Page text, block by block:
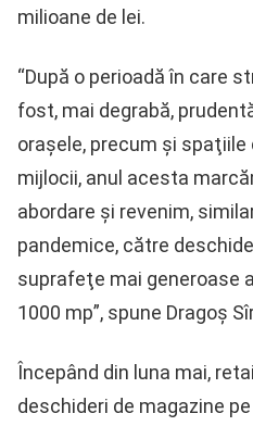
milioane de lei.
“După o perioadă în care
fost, mai degrabă,
oraşele, precum şi
mijlocii, anul acesta
abordare şi revenim,
pandemice, către
suprafeţe mai generoase
1000 mp”, spune Dragoş
Începând din luna mai,
deschideri de magazine